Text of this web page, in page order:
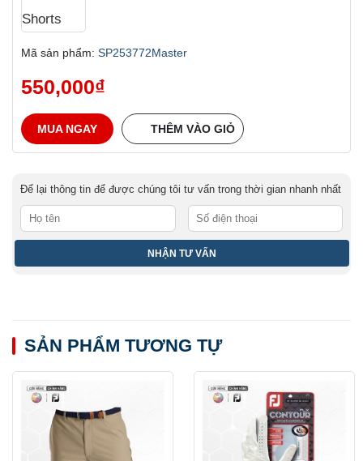
Mã sản phẩm: SP253772Master
550,000₫
MUA NGAY THÊM VÀO GIỎ
Để lại thông tin để được chúng tôi tư vấn trong thời gian nhanh nhất
SẢN PHẨM TƯƠNG TỰ